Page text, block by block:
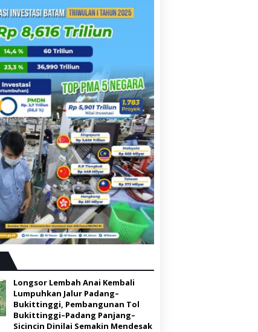
Longsor Lembah Anai Kembali
Lumpuhkan Jalur Padang–
Bukittinggi, Pembangunan Tol
Bukittinggi–Padang Panjang–
Sicincin Dinilai Semakin Mendesak